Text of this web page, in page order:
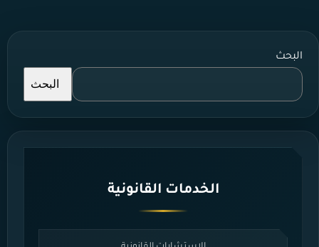
البحث
البحث
الخدمات القانونية